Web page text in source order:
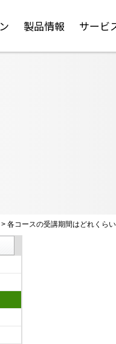
製品情報 サービ
> 各コースの受講期間はどれくら